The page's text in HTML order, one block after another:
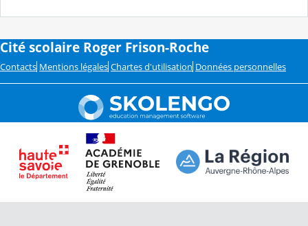
Cité scolaire Roger Frison-Roche
Contacts Mentions légales Chartes d'utilisation Données personnelles